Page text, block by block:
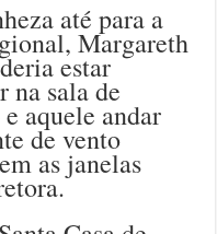
até para a
Margareth
estar
na sala de
aquele andar
de vento
as janelas